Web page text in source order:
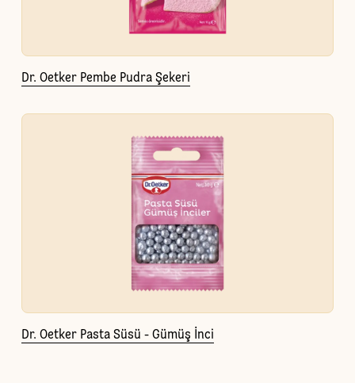
Dr. Oetker Pembe Pudra Şekeri
Dr. Oetker Pasta Süsü - Gümüş İnci